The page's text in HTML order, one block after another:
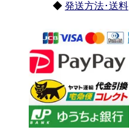
◆ 発送方法･送料